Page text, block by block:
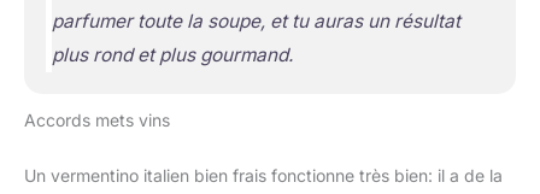
parfumer toute la soupe, et tu auras un résultat
plus rond et plus gourmand.
Accords mets vins
Un vermentino italien bien frais fonctionne très bien: il a de la